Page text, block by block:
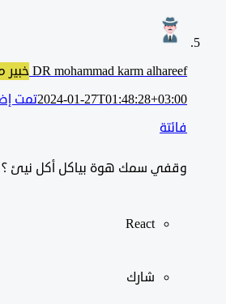
DR mohammad karm alhareefخبير مختص
2024-01-27T01:48:28+03:00
وقفي سمك هوة بياكل أكل نيئ ؟
React
شارك